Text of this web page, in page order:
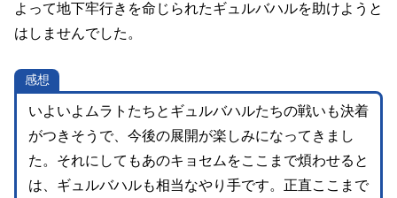
よって地下牢行きを命じられたギュルバハルを助けようと
はしませんでした。
感想
いよいよムラトたちとギュルバハルたちの戦いも決着
がつきそうで、今後の展開が楽しみになってきまし
た。それにしてもあのキョセムをここまで煩わせると
は、ギュルバハルも相当なやり手です。正直ここまで